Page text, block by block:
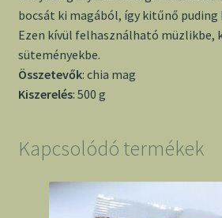
bocsát ki magából, így kitűnő
Ezen kívül felhasználható müzlikbe,
süteményekbe.
Összetevők: chia mag
Kiszerelés: 500 g
Kapcsolódó termékek